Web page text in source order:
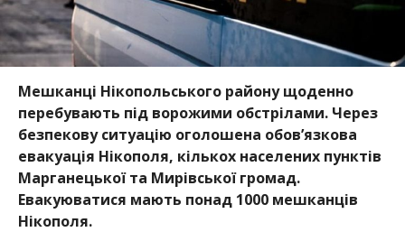
Мешканці Нікопольського району щоденно
перебувають під ворожими обстрілами. Через
безпекову ситуацію оголошена обов’язкова
евакуація Нікополя, кількох населених пунктів
Марганецької та Мирівської громад.
Евакуюватися мають понад 1000 мешканців
Нікополя.